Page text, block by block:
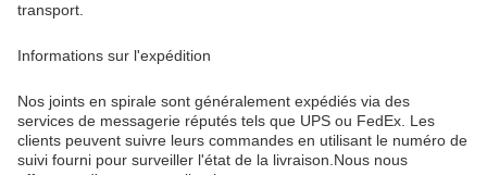
transport.
Informations sur l'expédition
Nos joints en spirale sont généralement expédiés via des
services de messagerie réputés tels que UPS ou FedEx. Les
clients peuvent suivre leurs commandes en utilisant le numéro de
suivi fourni pour surveiller l'état de la livraison.Nous nous